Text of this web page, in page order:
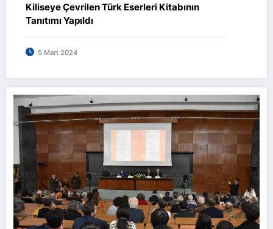
Kiliseye Çevrilen Türk Eserleri Kitabının
Tanıtımı Yapıldı
5 Mart 2024